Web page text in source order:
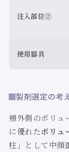
注入部位②
使用器具
製剤選定の考
頬外側のボリュ
に優れたボリュ
柱」として中顔